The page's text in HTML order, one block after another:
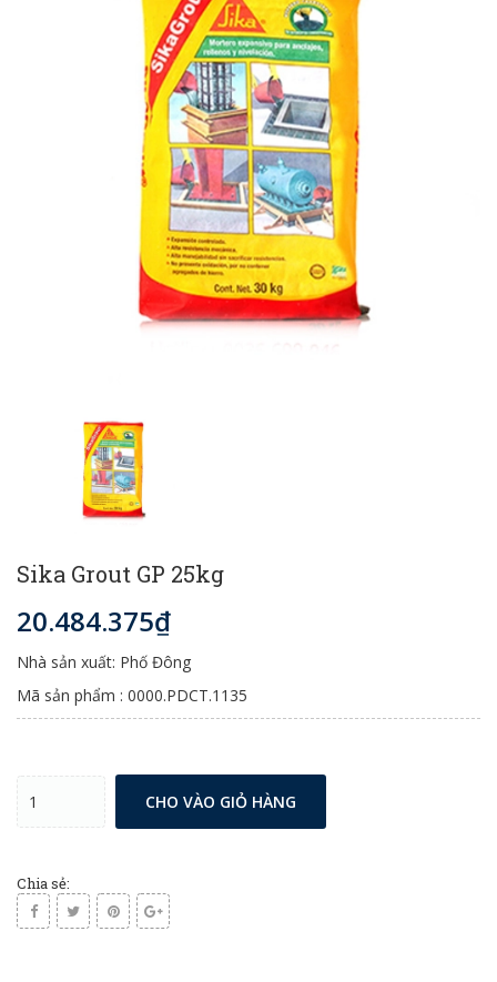
Sika Grout GP 25kg
20.484.375₫
Nhà sản xuất: Phố Đông
Mã sản phẩm : 0000.PDCT.1135
CHO VÀO GIỎ HÀNG
Chia sẻ: